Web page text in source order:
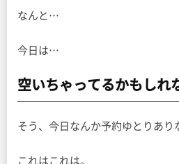
なんと…
今日は…
空いちゃってるかもしれ
そう、今日なんか予約ゆとりあり
これはこれは。